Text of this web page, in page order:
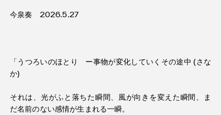
今泉奏 2026.5.27
「うつろいのほとり ー事物が変化していくその途中 (さな
か)
それは、光がふと落ちた瞬間、風が向きを変えた瞬間、ま
だ名前のない感情が生まれる一瞬。